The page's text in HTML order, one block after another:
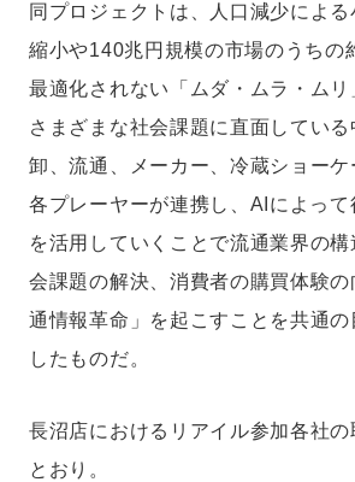
同プロジェクトは、人口減少によ
縮小や140兆円規模の市場のうちの
最適化されない「ムダ・ムラ・ムリ
さまざまな社会課題に直面している
卸、流通、メーカー、冷蔵ショー
各プレーヤーが連携し、AIによって
を活用していくことで流通業界の
会課題の解決、消費者の購買体験
通情報革命」を起こすことを共通の
したものだ。
長沼店におけるリアイル参加各社
とおり。